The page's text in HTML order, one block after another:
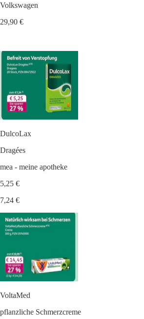
Volkswagen
29,90 €
DulcoLax
Dragées
mea - meine apotheke
5,25 €
7,24 €
VoltaMed
pflanzliche Schmerzcreme